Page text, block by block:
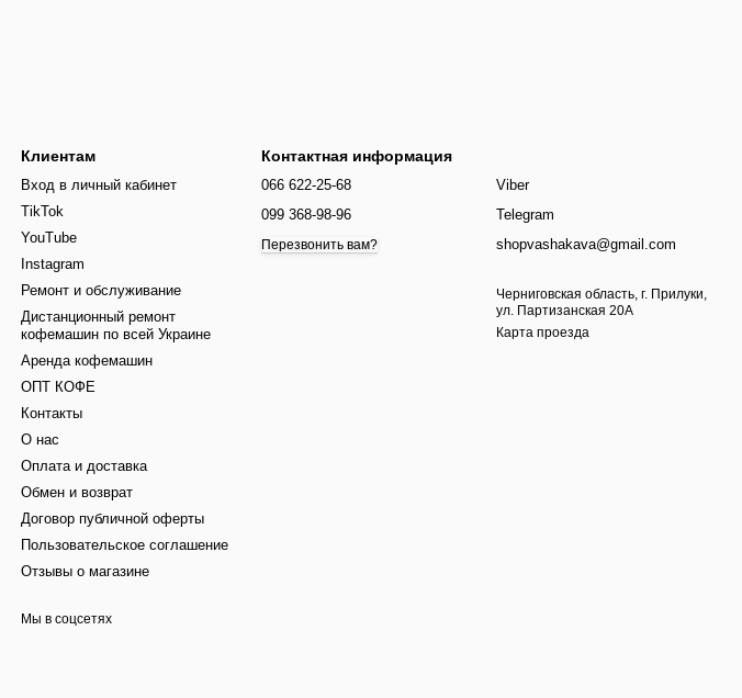
Клиентам
Вход в личный кабинет
TikTok
YouTube
Instagram
Ремонт и обслуживание
Дистанционный ремонт
кофемашин по всей Украине
Аренда кофемашин
ОПТ КОФЕ
Контакты
О нас
Оплата и доставка
Обмен и возврат
Договор публичной оферты
Пользовательское соглашение
Отзывы о магазине
Мы в соцсетях
Контактная информация
066 622-25-68
099 368-98-96
Перезвонить вам?
Viber
Telegram
shopvashakava@gmail.com
Черниговская область, г. Прилуки,
ул. Партизанская 20А
Карта проезда